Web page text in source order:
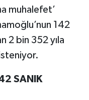
muhalefet’
142
2 bin 352 yıla
SANIK